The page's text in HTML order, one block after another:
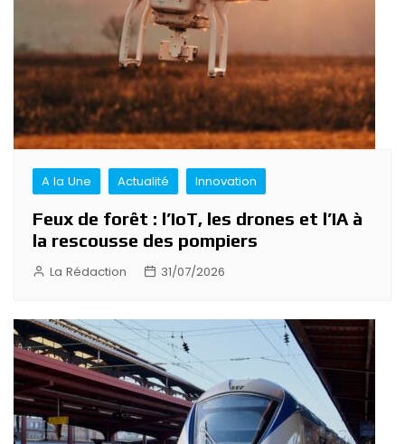
A la Une Actualité Innovation
Feux de forêt : l’IoT, les drones et l’IA à
la rescousse des pompiers
La Rédaction 31/07/2026